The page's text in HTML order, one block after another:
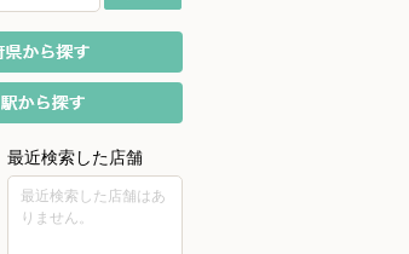
最近検索した店舗
最近検索した店舗はあ
りません。